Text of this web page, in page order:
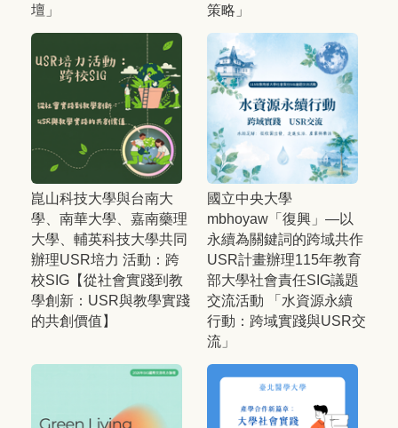
壇」
策略」
崑山科技大學與台南大
學、南華大學、嘉南藥理
大學、輔英科技大學共同
辦理USR培力 活動：跨
校SIG【從社會實踐到教
學創新：USR與教學實踐
的共創價值】
國立中央大學
mbhoyaw「復興」—以
永續為關鍵詞的跨域共作
USR計畫辦理115年教育
部大學社會責任SIG議題
交流活動 「水資源永續
行動：跨域實踐與USR交
流」